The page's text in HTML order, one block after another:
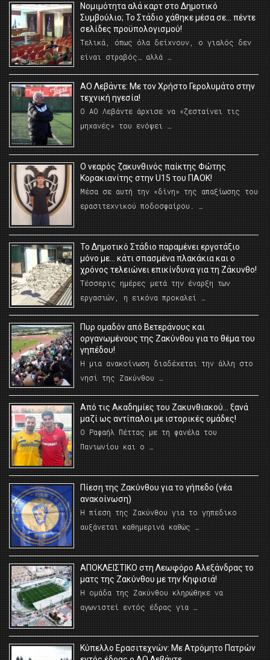
Νομιμότητα αλά καρτ στο Δημοτικό
Συμβούλιο; Το Στάδιο χάθηκε μέσα σε… πέντε
σελίδες προϋπολογισμού!
Τελικά, όπως όλα δείχνουν, ο γιαλός δεν
είναι στραβός… αλλά …
ΑΟ Λεβάντε: Με τον Χρήστο Γερολυμάτο στην
τεχνική ηγεσία!
Ο ΑΟ Λεβάντε άρχισε να «ζεσταίνει τις
μηχανές» του ενόψει …
O νεαρός ζακυνθινός παίκτης Φώτης
Κορακιανίτης στην U15 του ΠΑΟΚ!
Μέσα σε αυτή την «δίνη» της απαξίωσης του
ερασιτεχνικού ποδοσφαίρου. …
Το Δημοτικό Στάδιο παραμένει εργοτάξιο
μόνο με… κάτι σπασμένα πλακάκια και ο
χρόνος τελειώνει επικίνδυνα για τη Ζάκυνθο!
Τέσσερις ημέρες μετά την έναρξη των
εργασιών, η εικόνα προκαλεί …
Πυρ ομαδόν από Βετεράνους και
οργανωμένους της Ζακύνθου για το θέμα του
γηπέδου!
Η μια ανακοίνωση διαδέχεται την άλλη στο
νησί της Ζακύνθου …
Από τις Ακαδημίες του Ζακυνθιακού… ξανά
μαζί ως αντίπαλοι με ιστορικές ομάδες!
Ο Ραφαήλ Πέττας με τη φανέλα του
Πανιωνίου και ο …
Πίεση της Ζακύνθου για το γήπεδο (νέα
ανακοίνωση)
Η πίεση της Ζακύνθου για το γηπεδικο
αυξάνεται καθημερινά καθώς …
AΠΟΚΛΕΙΣΤΙΚΟ στη Λεωφόρο Αλεξάνδρας το
ματς της Ζακύνθου με την Κηφισιά!
Η ομάδα της Ζακύνθου κληρώθηκε να
αγωνιστεί εντός έδρας για …
Κύπελλο Ερασιτεχνών: Με Ατρόμητο Πατρών